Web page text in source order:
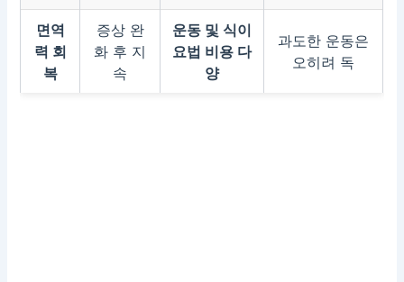
면역
력 회
복
증상 완
화 후 지
속
운동 및 식이
요법 비용 다
양
과도한 운동은
오히려 독